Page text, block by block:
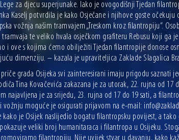
za djecu superjunake. Iako je ovogodišnji Tjedan
Kaselj potvrdila je kako Osječane i njihove goste
vožnja našim tramvajem „Treskom kroz filantropiju“.
te veliko hvala osječkom grafiteru Rebusu koji ga
i ove s kojima ćemo obilježiti Tjedan filantropije donose
dimenziju. – kazala je upraviteljica Zaklade Slagalica
grada Osijeka svi zainteresirani imaju prigodu saznati
Tina Kovačevića zakazana je za utorak, 22. rujna od 17
najavljena je za srijedu, 23. rujna od 17 do 19 sati, a
vožnju moguće je osigurati prijavom na e-mail:
je Osijek naslijedio bogatu filantropsku povijest, a tako
veliki broj humanitaraca i filantropa u Osijeku.